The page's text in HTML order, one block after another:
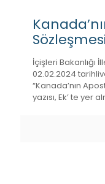
İçişleri Bakanlığı
02.02.2024
“Kanada’nın
yazısı, Ek’ te yer